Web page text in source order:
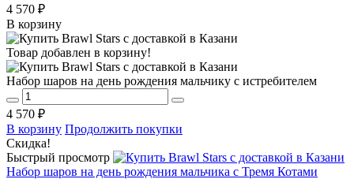
4 570 ₽
В корзину
Товар добавлен в корзину!
Набор шаров на день рождения мальчику с истребителем
4 570 ₽
В корзину Продолжить покупки
Скидка!
Быстрый просмотр
Набор шаров на день рождения мальчика с Тремя Котами